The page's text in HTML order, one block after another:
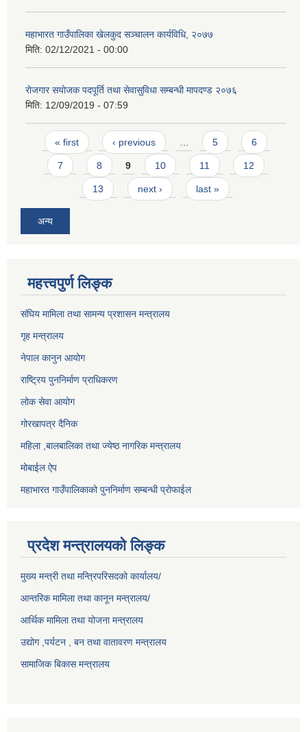
महाभारत गाउँपालिका खेलकुद सञ्चालन कार्यविधि, २०७७
मिति: 02/12/2021 - 00:00
राेजगार स‌याेजक पदपूर्ति तथा सेवासुविधा सम्बन्धी मापदण्ड २०७६
मिति: 12/09/2019 - 07:59
Pages
« first ‹ previous 5 6
7 8 9 10 11 12
13 next › last »
अन्य
महत्त्वपुर्ण लिङ्क
संघिय मामिला तथा सामन्य प्रशासन मन्त्रालय
गृह मन्त्रालय
नेपाल कानुन आयोग
राष्ट्रिय पुननिर्माण प्राधिकरण
लोक सेवा आयोग
गोरखापत्र दैनिक
महिला ,बालबालिका तथा ज्येष्ठ नागरिक मन्त्रालय
मोबाईल ऐप
महाभारत गाउँपालिकाको पुननिर्माण सम्बन्धी प्रोफाईल
प्रदेश मन्त्रालयको लिङ्क
मुख्य मन्त्री तथा मन्त्रिपरिसदको कार्यालय/
आन्तरिक मामिला तथा कानून मन्त्रालय/
आर्थिक मामिला तथा योजना मन्त्रालय
उद्योग ,पर्यटन , बन तथा वातावरण मन्त्रालय
सामाजिक बिकास मन्त्रालय